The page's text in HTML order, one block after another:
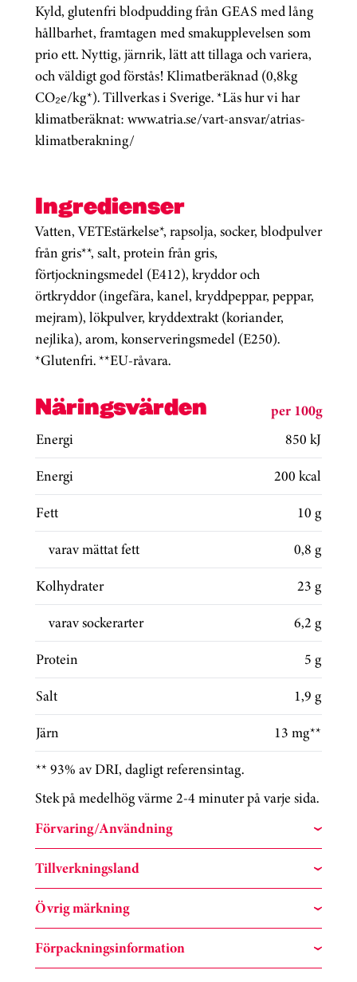
Kyld, glutenfri blodpudding från GEAS med lång
hållbarhet, framtagen med smakupplevelsen som
prio ett. Nyttig, järnrik, lätt att tillaga och variera,
och väldigt god förstås! Klimatberäknad (0,8kg
CO₂e/kg*). Tillverkas i Sverige. *Läs hur vi har
klimatberäknat: www.atria.se/vart-ansvar/atrias-
klimatberakning/
Ingredienser
Vatten, VETEstärkelse*, rapsolja, socker, blodpulver
från gris**, salt, protein från gris,
förtjockningsmedel (E412), kryddor och
örtkryddor (ingefära, kanel, kryddpeppar, peppar,
mejram), lökpulver, kryddextrakt (koriander,
nejlika), arom, konserveringsmedel (E250).
*Glutenfri. **EU-råvara.
Näringsvärden
per 100g
Energi
850 kJ
Energi
200 kcal
Fett
10 g
varav mättat fett
0,8 g
Kolhydrater
23 g
varav sockerarter
6,2 g
Protein
5 g
Salt
1,9 g
Järn
13 mg**
** 93% av DRI, dagligt referensintag.
Stek på medelhög värme 2-4 minuter på varje sida.
Förvaring/Användning
Tillverkningsland
Övrig märkning
Förpackningsinformation